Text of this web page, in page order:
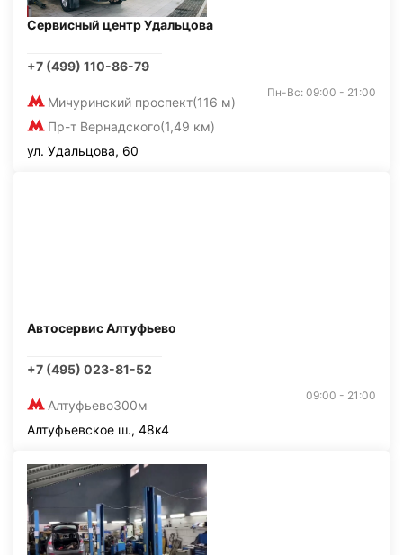
Сервисный центр Удальцова
+7 (499) 110-86-79
Мичуринский проспект(116 м)
Пр-т Вернадского(1,49 км)
Пн-Вс: 09:00 - 21:00
ул. Удальцова, 60
Автосервис Алтуфьево
+7 (495) 023-81-52
Алтуфьево300м
09:00 - 21:00
Алтуфьевское ш., 48к4